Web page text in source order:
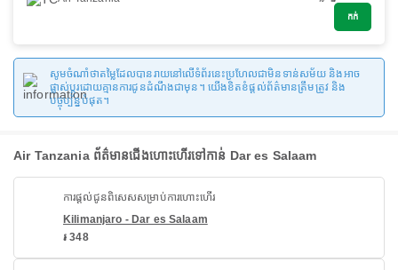
កក់
សូមចំណាំថាតម្លៃដែលបានរាយនៅលើទំព័រនេះប្រហែលជាមិនទាន់សម័យ និងអាច
ផ្លាស់ប្តូរដោយគ្មានការជូនដំណឹងជាមុន។ យើងខិតខំផ្តល់ព័ត៌មានត្រឹមត្រូវ និង
បច្ចុប្បន្នបំផុត។
Air Tanzania ព័ត៌មានជើងហោះហើរទៅកាន់ Dar es Salaam
ការផ្តល់ជូនពិសេសសម្រាប់ការហោះហើរ
Kilimanjaro - Dar es Salaam
៛ 348